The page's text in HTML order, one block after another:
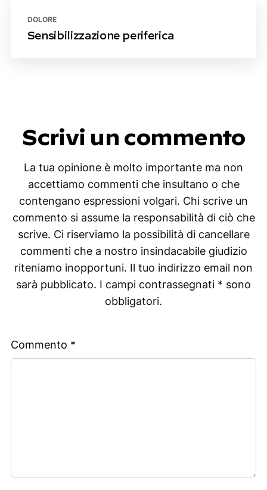
DOLORE
Sensibilizzazione periferica
Scrivi un commento
La tua opinione è molto importante ma non
accettiamo commenti che insultano o che
contengano espressioni volgari. Chi scrive un
commento si assume la responsabilità di ciò che
scrive. Ci riserviamo la possibilità di cancellare
commenti che a nostro insindacabile giudizio
riteniamo inopportuni. Il tuo indirizzo email non
sarà pubblicato. I campi contrassegnati * sono
obbligatori.
Commento *